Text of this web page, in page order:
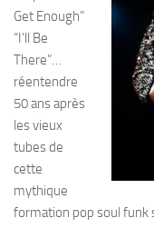
Get Enough”
“I’ll Be
There”…
réentendre
50 ans après
les vieux
tubes de
cette
mythique
formation pop soul funk